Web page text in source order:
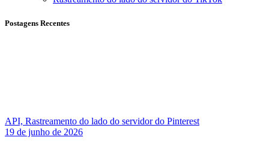
Postagens Recentes
API, Rastreamento do lado do servidor do Pinterest
19 de junho de 2026